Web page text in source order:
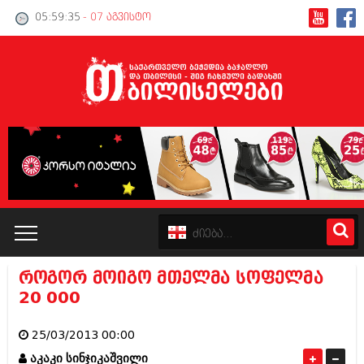
05:59:35 - 07 აგვისტო
კატალოგი
ინტერვიუები
როგორ მოიგო მთელმა სოფელმა
20 000
25/03/2013 00:00
აკაკი სინჯიკაშვილი